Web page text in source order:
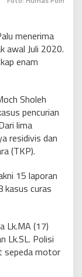
menerima
awal Juli 2020.
enam
Sholeh
pencurian
lima
residivis dan
(TKP).
15 laporan
kasus curas
Lk.MA (17)
Lk.SL. Polisi
sepeda motor